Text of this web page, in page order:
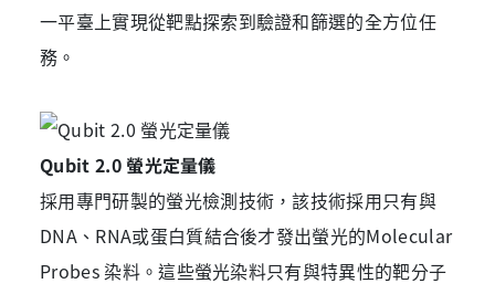
一平臺上實現從靶點探索到驗證和篩選的全方位任
務。
Qubit 2.0 螢光定量儀
採用專門研製的螢光檢測技術，該技術採用只有與
DNA、RNA或蛋白質結合後才發出螢光的Molecular
Probes 染料。這些螢光染料只有與特異性的靶分子